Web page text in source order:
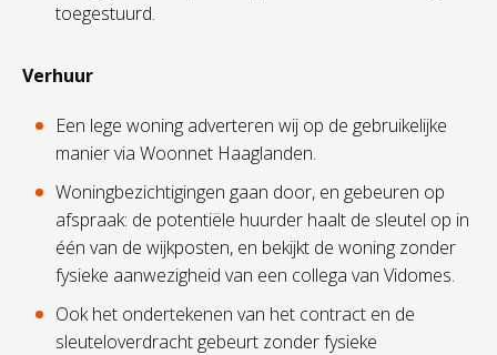
toegestuurd.
Verhuur
Een lege woning adverteren wij op de gebruikelijke
manier via Woonnet Haaglanden.
Woningbezichtigingen gaan door, en gebeuren op
afspraak: de potentiële huurder haalt de sleutel op in
één van de wijkposten, en bekijkt de woning zonder
fysieke aanwezigheid van een collega van Vidomes.
Ook het ondertekenen van het contract en de
sleuteloverdracht gebeurt zonder fysieke